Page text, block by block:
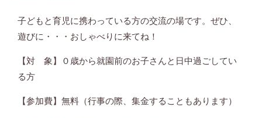
子どもと育児に携わっている方の交流の場です。ぜひ、
遊びに・・・おしゃべりに来てね！
【対 象】０歳から就園前のお子さんと日中過ごしてい
る方
【参加費】無料（行事の際、集金することもあります）